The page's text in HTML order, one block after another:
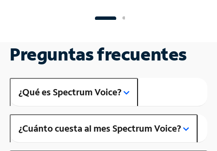
Preguntas frecuentes
¿Qué es Spectrum Voice?
¿Cuánto cuesta al mes Spectrum Voice?